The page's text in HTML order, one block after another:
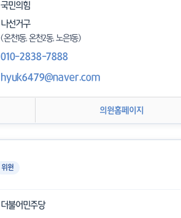
국민의힘
나선거구
(온천1동, 온천2동, 노은1동)
010-2838-7888
hyuk6479@naver.com
의원홈페이지
위원
더불어민주당